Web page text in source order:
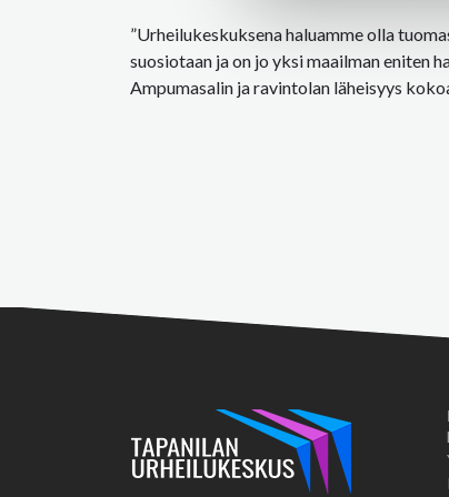
”Urheilukeskuksena haluamme olla
suosiotaan ja on jo yksi maailman eniten
Ampumasalin ja ravintolan läheisyys